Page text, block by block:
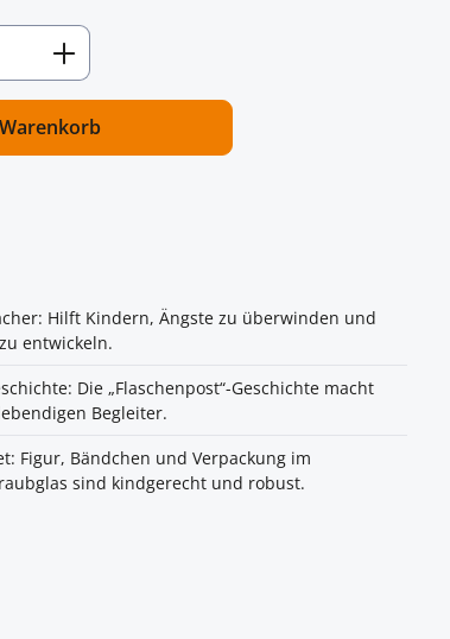
den gewünschten Wert ein
Hilft Kindern, Ängste zu überwinden und
entwickeln.
Die „Flaschenpost“-Geschichte macht
Begleiter.
Figur, Bändchen und Verpackung im
sind kindgerecht und robust.